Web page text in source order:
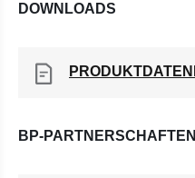
DOWNLOADS
BP-